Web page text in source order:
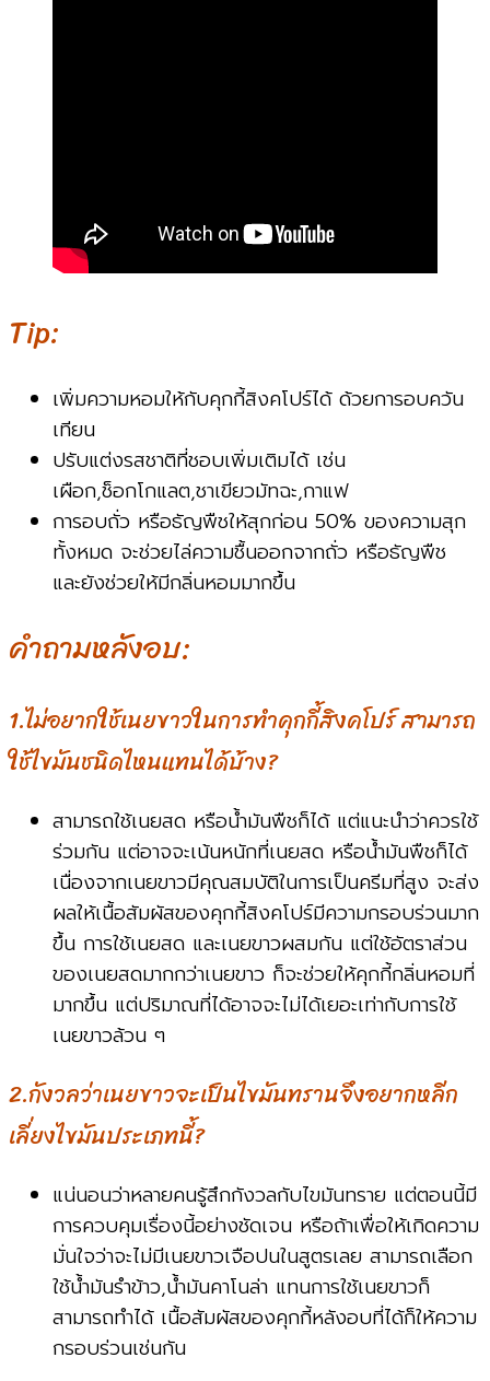
Tip:
เพิ่มความหอมให้กับคุกกี้สิงคโปร์ได้ ด้วยการอบควัน
เทียน
ปรับแต่งรสชาติที่ชอบเพิ่มเติมได้ เช่น
เผือก,ช็อกโกแลต,ชาเขียวมัทฉะ,กาแฟ
การอบถั่ว หรือธัญพืชให้สุกก่อน 50% ของความสุก
ทั้งหมด จะช่วยไล่ความชื้นออกจากถั่ว หรือธัญพืช
และยังช่วยให้มีกลิ่นหอมมากขึ้น
คำถามหลังอบ:
1.ไม่อยากใช้เนยขาวในการทำคุกกี้สิงคโปร์ สามารถ
ใช้ไขมันชนิดไหนแทนได้บ้าง?
สามารถใช้เนยสด หรือน้ำมันพืชก็ได้ แต่แนะนำว่าควรใช้
ร่วมกัน แต่อาจจะเน้นหนักที่เนยสด หรือน้ำมันพืชก็ได้
เนื่องจากเนยขาวมีคุณสมบัติในการเป็นครีมที่สูง จะส่ง
ผลให้เนื้อสัมผัสของคุกกี้สิงคโปร์มีความกรอบร่วนมาก
ขึ้น การใช้เนยสด และเนยขาวผสมกัน แต่ใช้อัตราส่วน
ของเนยสดมากกว่าเนยขาว ก็จะช่วยให้คุกกี้กลิ่นหอมที่
มากขึ้น แต่ปริมาณที่ได้อาจจะไม่ได้เยอะเท่ากับการใช้
เนยขาวล้วน ๆ
2.กังวลว่าเนยขาวจะเป็นไขมันทรานจึงอยากหลีก
เลี่ยงไขมันประเภทนี้?
แน่นอนว่าหลายคนรู้สึกกังวลกับไขมันทราย แต่ตอนนี้มี
การควบคุมเรื่องนี้อย่างชัดเจน หรือถ้าเพื่อให้เกิดความ
มั่นใจว่าจะไม่มีเนยขาวเจือปนในสูตรเลย สามารถเลือก
ใช้น้ำมันรำข้าว,น้ำมันคาโนล่า แทนการใช้เนยขาวก็
สามารถทำได้ เนื้อสัมผัสของคุกกี้หลังอบที่ได้ก็ให้ความ
กรอบร่วนเช่นกัน